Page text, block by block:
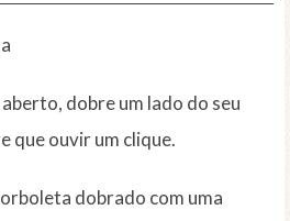
dobre um lado do seu
que ouvir um clique.
dobrado com uma